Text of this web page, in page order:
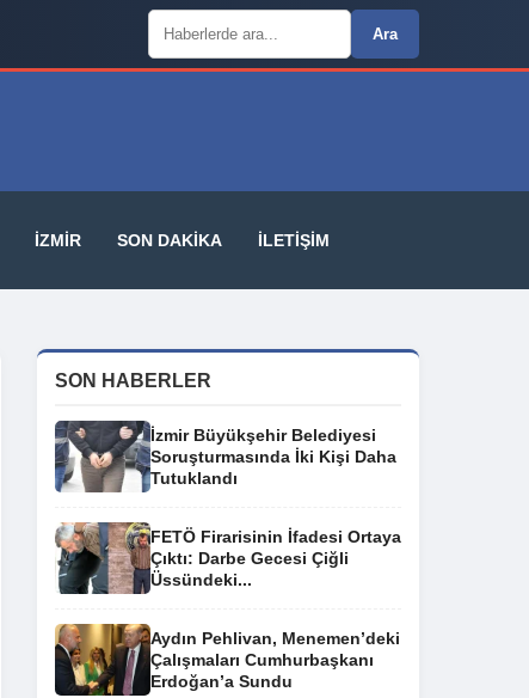
Arama:
Ara
İZMIR SON DAKIKA İLETIŞIM
SON HABERLER
İzmir Büyükşehir Belediyesi
Soruşturmasında İki Kişi Daha
Tutuklandı
FETÖ Firarisinin İfadesi Ortaya
Çıktı: Darbe Gecesi Çiğli
Üssündeki...
Aydın Pehlivan, Menemen’deki
Çalışmaları Cumhurbaşkanı
Erdoğan’a Sundu